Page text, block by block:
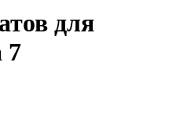
для
7